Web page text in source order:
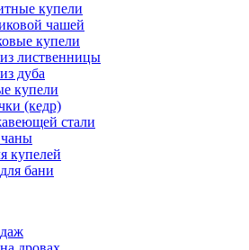
купели
чашей
купели
лиственницы
дуба
купели
(кедр)
стали
купелей
бани